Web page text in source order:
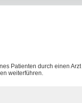
Patienten durch einen Arzt
weiterführen.